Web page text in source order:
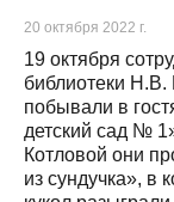
20 октября 2022 г.
19 октября
библиотеки Н.В.
побывали в
детский сад №
Котловой они
из сундучка», в